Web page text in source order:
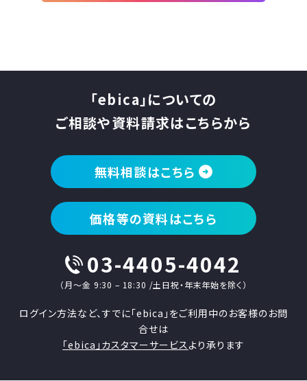
「ebica」についての
ご相談や資料請求はこちらから
無料相談はこちら
価格等の資料はこちら
03-4405-4042
（月〜金 9:30 – 18:30 /土日祝・年末年始を除く）
ログイン方法など、すでに「ebica」をご利用中のお客様のお問
合せは
「ebica」カスタマーサービス より承ります